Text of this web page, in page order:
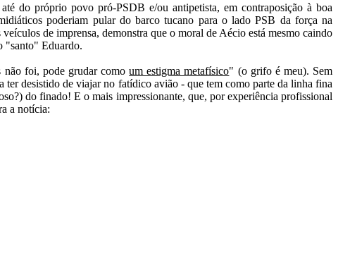
do próprio povo pró-PSDB e/ou antipetista, em contraposição à boa
poderiam pular do barco tucano para o lado PSB da força na
de imprensa, demonstra que o moral de Aécio está mesmo caindo
"santo" Eduardo.
não foi, pode grudar comoum estigma metafísico" (o grifo é meu). Sem
ter desistido de viajar no fatídico avião - que tem como parte da linha fina
do finado! E o mais impressionante, que, por experiência profissional
a notícia: